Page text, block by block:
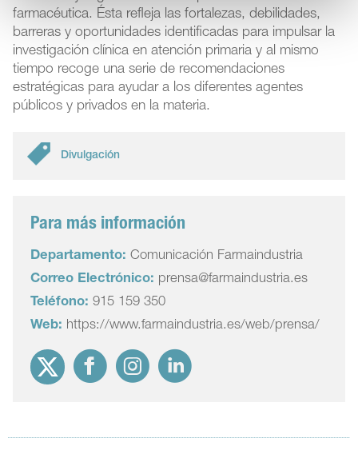
farmacéutica. Ésta refleja las fortalezas, debilidades,
barreras y oportunidades identificadas para impulsar la
investigación clínica en atención primaria y al mismo
tiempo recoge una serie de recomendaciones
estratégicas para ayudar a los diferentes agentes
públicos y privados en la materia.
Divulgación
Para más información
Departamento: Comunicación Farmaindustria
Correo Electrónico: prensa@farmaindustria.es
Teléfono: 915 159 350
Web: https://www.farmaindustria.es/web/prensa/